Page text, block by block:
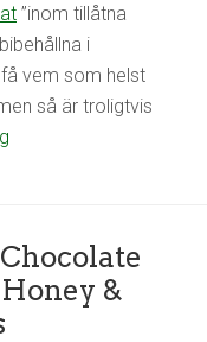
”inom tillåtna
i
vem som helst
så är troligtvis
&